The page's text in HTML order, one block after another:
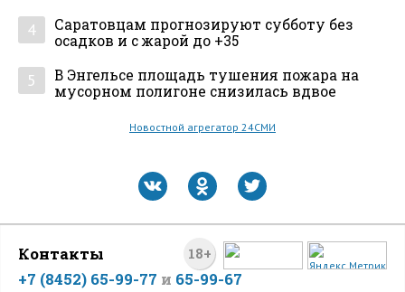
4
Саратовцам прогнозируют субботу без
осадков и с жарой до +35
5
В Энгельсе площадь тушения пожара на
мусорном полигоне снизилась вдвое
Новостной агрегатор 24СМИ
18+
Контакты
+7 (8452) 65-99-77 и 65-99-67